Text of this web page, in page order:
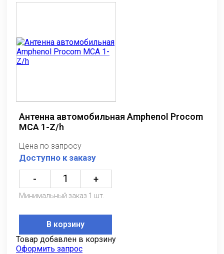
Антенна автомобильная Amphenol Procom
MCA 1-Z/h
Цена по запросу
Доступно к заказу
- +
Минимальный заказ 1 шт.
В корзину
Товар добавлен в корзину
Оформить запрос